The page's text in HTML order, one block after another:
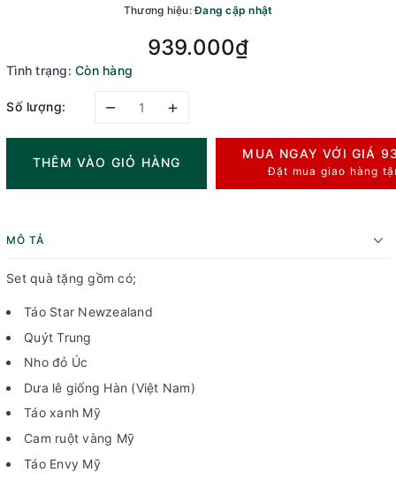
Thương hiệu:Đang cập nhật
939.000₫
Tình trạng: Còn hàng
Số lượng: – +
THÊM VÀO GIỎ HÀNG
MUA NGAY VỚI GIÁ
Đặt mua giao hàng
MÔ TẢ
Set quà tặng gồm có;
Táo Star Newzealand
Quýt Trung
Nho đỏ Úc
Dưa lê giống Hàn (Việt Nam)
Táo xanh Mỹ
Cam ruột vàng Mỹ
Táo Envy Mỹ